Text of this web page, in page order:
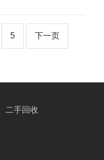
5 下一页
二手回收